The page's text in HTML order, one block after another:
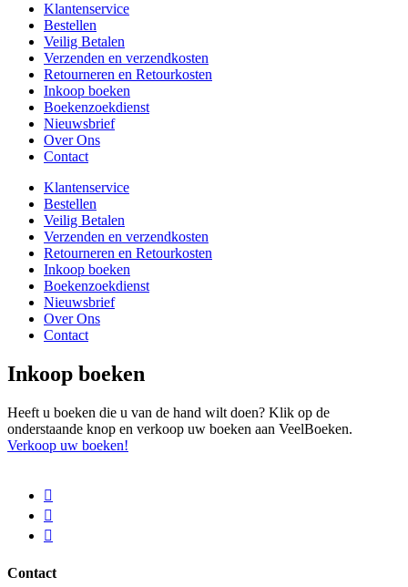
Klantenservice
Bestellen
Veilig Betalen
Verzenden en verzendkosten
Retourneren en Retourkosten
Inkoop boeken
Boekenzoekdienst
Nieuwsbrief
Over Ons
Contact
Klantenservice
Bestellen
Veilig Betalen
Verzenden en verzendkosten
Retourneren en Retourkosten
Inkoop boeken
Boekenzoekdienst
Nieuwsbrief
Over Ons
Contact
Inkoop boeken
Heeft u boeken die u van de hand wilt doen? Klik op de
onderstaande knop en verkoop uw boeken aan VeelBoeken.
Verkoop uw boeken!
Contact